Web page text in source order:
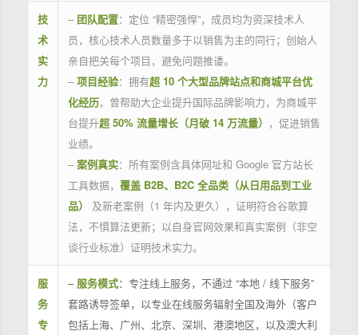
技
术
实
力
– 团队配置：定位 “精密强悍”，成员均为资深技术人
员，核心技术人员数量多于以销售为主的同行；创始人
亲自把关每个项目，避免问题推诿。
– 项目经验：拥有超 10 个大型品牌站点和商城平台优
化经历，曾帮助大企业提升国际品牌影响力，为商城平
台提升超 50% 流量增长（月破 14 万流量） ，促进销售
业绩。
– 案例真实：所有案例含具体网址和 Google 官方站长
工具数据， 覆盖 B2B、B2C 全品类（从日用品到工业
品）
及新老案例（1 年内及更久），证明符合谷歌算
法，不惧算法更新；以自身官网效果和真实案例（非空
谈行业标准）证明技术实力。
服
务
专
– 服务模式：专注线上服务，不通过 “本地 / 线下服务”
套路诱导签单，以专业在线服务辐射全国及海外（客户
包括上海、广州、北京、深圳、港澳地区，以及澳大利